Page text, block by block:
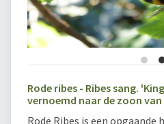
Rode ribes - Ribes sang.
vernoemd naar de zoon
Rode Ribes is een opgaande